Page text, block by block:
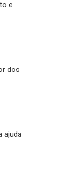
e
dos
ajuda